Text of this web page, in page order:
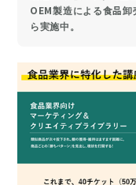
OEM製造による食品
ら実施中。